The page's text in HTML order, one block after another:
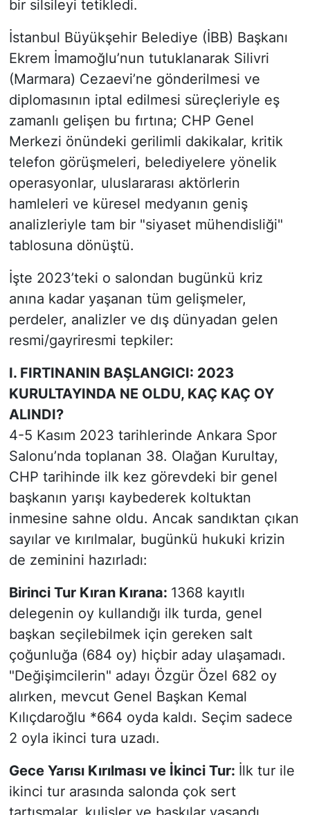
bir silsileyi tetikledi.
İstanbul Büyükşehir Belediye (İBB) Başkanı
Ekrem İmamoğlu’nun tutuklanarak Silivri
(Marmara) Cezaevi’ne gönderilmesi ve
diplomasının iptal edilmesi süreçleriyle eş
zamanlı gelişen bu fırtına; CHP Genel
Merkezi önündeki gerilimli dakikalar, kritik
telefon görüşmeleri, belediyelere yönelik
operasyonlar, uluslararası aktörlerin
hamleleri ve küresel medyanın geniş
analizleriyle tam bir "siyaset mühendisliği"
tablosuna dönüştü.
İşte 2023’teki o salondan bugünkü kriz
anına kadar yaşanan tüm gelişmeler,
perdeler, analizler ve dış dünyadan gelen
resmi/gayriresmi tepkiler:
I. FIRTINANIN BAŞLANGICI: 2023
KURULTAYINDA NE OLDU, KAÇ KAÇ OY
ALINDI?
4-5 Kasım 2023 tarihlerinde Ankara Spor
Salonu’nda toplanan 38. Olağan Kurultay,
CHP tarihinde ilk kez görevdeki bir genel
başkanın yarışı kaybederek koltuktan
inmesine sahne oldu. Ancak sandıktan çıkan
sayılar ve kırılmalar, bugünkü hukuki krizin
de zeminini hazırladı:
Birinci Tur Kıran Kırana: 1368 kayıtlı
delegenin oy kullandığı ilk turda, genel
başkan seçilebilmek için gereken salt
çoğunluğa (684 oy) hiçbir aday ulaşamadı.
"Değişimcilerin" adayı Özgür Özel 682 oy
alırken, mevcut Genel Başkan Kemal
Kılıçdaroğlu *664 oyda kaldı. Seçim sadece
2 oyla ikinci tura uzadı.
Gece Yarısı Kırılması ve İkinci Tur: İlk tur ile
ikinci tur arasında salonda çok sert